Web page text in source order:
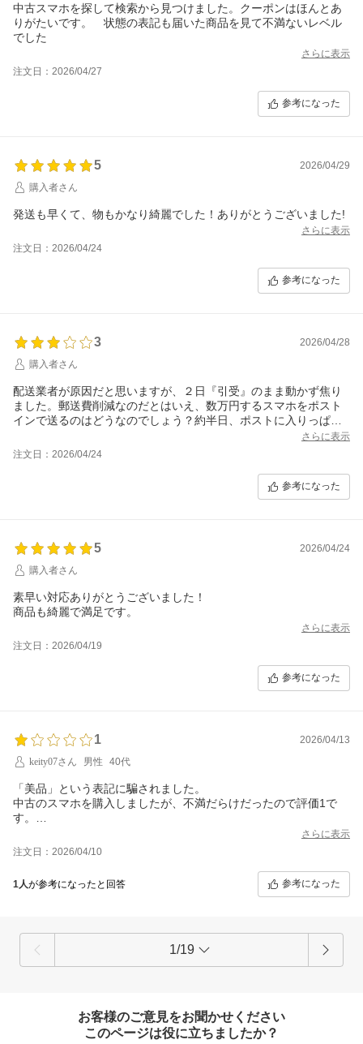
中古スマホを探して検索から見つけました。クーポンはほんとあ
りがたいです。 状態の表記も届いた商品を見て不満ないレベル
でした
さらに表示
注文日：2026/04/27
参考になった
5
2026/04/29
購入者さん
発送も早くて、物もかなり綺麗でした！ありがとうございました!
さらに表示
注文日：2026/04/24
参考になった
3
2026/04/28
購入者さん
配送業者が原因だと思いますが、２日『引受』のまま動かず焦り
ました。郵送費削減なのだとはいえ、数万円するスマホをポスト
インで送るのはどうなのでしょう？約半日、ポストに入りっぱな
さらに表示
注文日：2026/04/24
参考になった
5
2026/04/24
購入者さん
素早い対応ありがとうございました！
商品も綺麗で満足です。
さらに表示
注文日：2026/04/19
参考になった
1
2026/04/13
keity07さん
男性 40代
「美品」という表記に騙されました。
中古のスマホを購入しましたが、不満だらけだったので評価1で
す。
まず1つは連絡のなさ。楽天で注文した時に「注文を受け付けまし
た」という自動送信メールが来ましたが、それ以降一切の連絡が
次に梱包。緩衝材としてクシャクシャにされた紙の中にスマホと
トドメは品物。中古の美品とのことで確かに画面に傷はありませ
んでした。ただし！端子の穴やスピーカーのくぼみ等にびっしり
ホコリが溜まっており不衛生極まりなくショックでした。爪楊枝
所々付着している始末。
更に、1日使いましたがバッテリーの状態も悪い印象です。ほぼ待
機しかしてないのに減りが早い。
さらに表示
注文日：2026/04/10
1人が参考になったと回答 参考になった
1/19
お客様のご意見をお聞かせください
このページは役に立ちましたか？